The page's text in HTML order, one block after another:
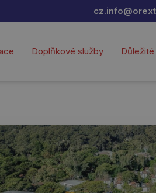
Doplňkové služby